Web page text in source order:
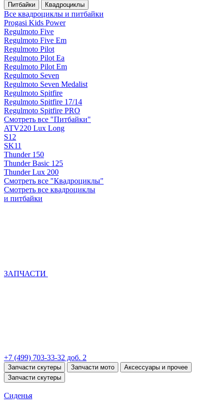
Питбайки Квадроциклы
Все квадроциклы и питбайки
Progasi Kids Power
Regulmoto Five
Regulmoto Five Em
Regulmoto Pilot
Regulmoto Pilot Ea
Regulmoto Pilot Em
Regulmoto Seven
Regulmoto Seven Medalist
Regulmoto Spitfire
Regulmoto Spitfire 17/14
Regulmoto Spitfire PRO
Смотреть все "Питбайки"
ATV220 Lux Long
S12
SK11
Thunder 150
Thunder Basic 125
Thunder Lux 200
Смотреть все "Квадроциклы"
Смотреть все квадроциклы
и питбайки
ЗАПЧАСТИ
+7 (499) 703-33-32 доб. 2
Запчасти скутеры Запчасти мото
Аксессуары и прочее
Запчасти скутеры
Сиденья